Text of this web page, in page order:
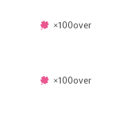
×100over
×100over